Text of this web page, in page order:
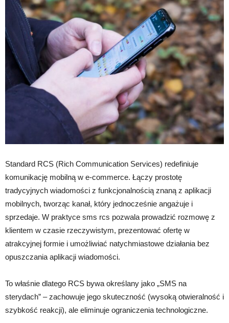
Standard RCS (Rich Communication Services) redefiniuje
komunikację mobilną w e-commerce. Łączy prostotę
tradycyjnych wiadomości z funkcjonalnością znaną z aplikacji
mobilnych, tworząc kanał, który jednocześnie angażuje i
sprzedaje. W praktyce sms rcs pozwala prowadzić rozmowę z
klientem w czasie rzeczywistym, prezentować ofertę w
atrakcyjnej formie i umożliwiać natychmiastowe działania bez
opuszczania aplikacji wiadomości.
To właśnie dlatego RCS bywa określany jako „SMS na
sterydach” – zachowuje jego skuteczność (wysoką otwieralność i
szybkość reakcji), ale eliminuje ograniczenia technologiczne.